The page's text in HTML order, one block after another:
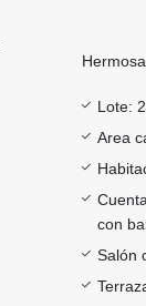
Lote:
Area
con
Salón